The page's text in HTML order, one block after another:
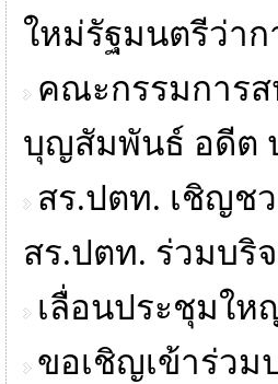
ใหม่รัฐมนตรีว่าก
คณะกรรมการส
บุญสัมพันธ์ อดีต
สร.ปตท. เชิญช
สร.ปตท. ร่วมบริ
เลื่อนประชุมให
ขอเชิญเข้าร่วม